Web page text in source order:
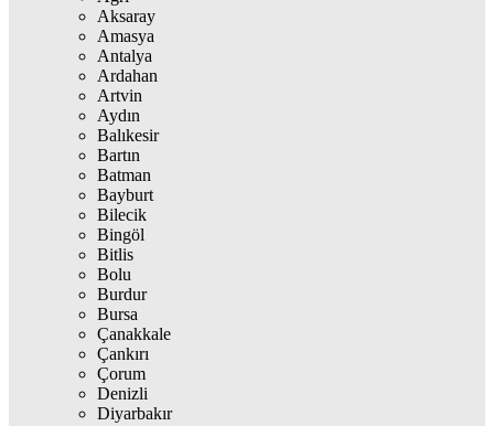
Aksaray
Amasya
Antalya
Ardahan
Artvin
Aydın
Balıkesir
Bartın
Batman
Bayburt
Bilecik
Bingöl
Bitlis
Bolu
Burdur
Bursa
Çanakkale
Çankırı
Çorum
Denizli
Diyarbakır